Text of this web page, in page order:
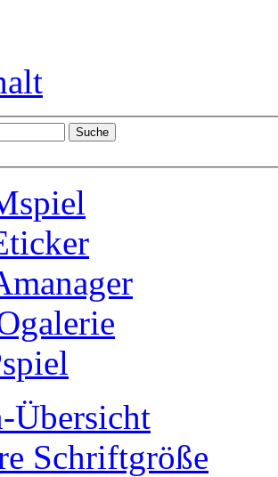
Übersicht
Schriftgröße